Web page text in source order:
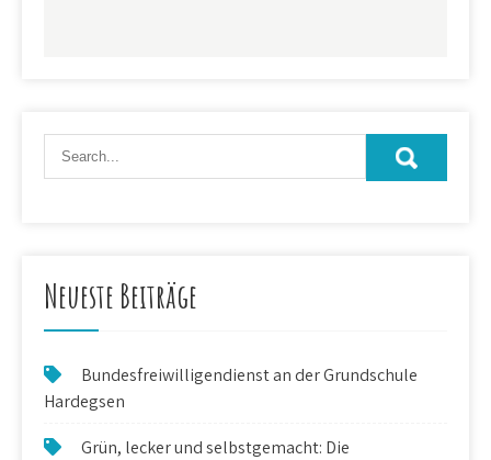
Neueste Beiträge
Bundesfreiwilligendienst an der Grundschule
Hardegsen
Grün, lecker und selbstgemacht: Die